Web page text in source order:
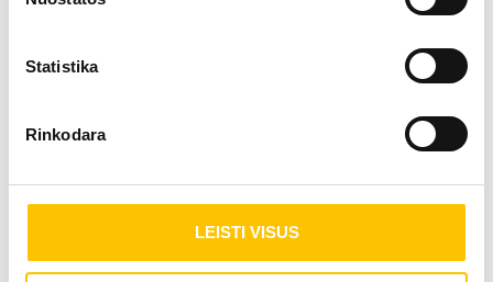
Statistika
Rinkodara
LEISTI VISUS
APGAMŲ TYRIMAS IR ŠALINIMAS